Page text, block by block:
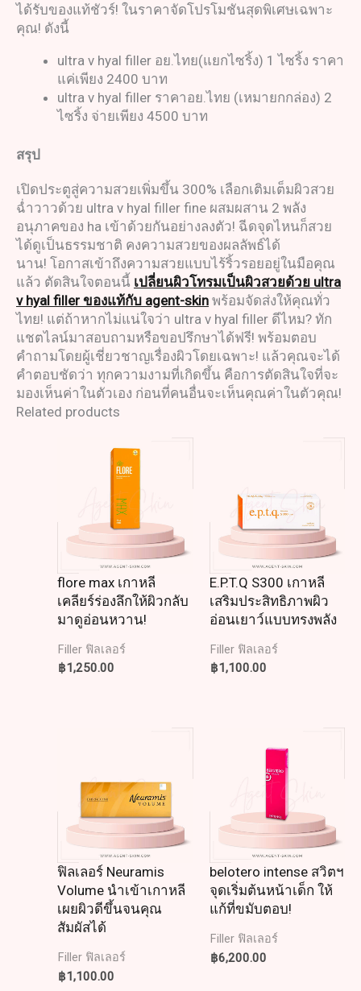
ได้รับของแท้ชัวร์! ในราคาจัดโปรโมชันสุดพิเศษเฉพาะ
คุณ! ดังนี้
ultra v hyal filler อย.ไทย(แยกไซริ้ง) 1 ไซริ้ง ราคา
แค่เพียง 2400 บาท
ultra v hyal filler ราคาอย.ไทย (เหมายกกล่อง) 2
ไซริ้ง จ่ายเพียง 4500 บาท
สรุป
เปิดประตูสู่ความสวยเพิ่มขึ้น 300% เลือกเติมเต็มผิวสวย
ฉ่ำวาวด้วย ultra v hyal filler fine ผสมผสาน 2 พลัง
อนุภาคของ ha เข้าด้วยกันอย่างลงตัว! ฉีดจุดไหนก็สวย
ได้ดูเป็นธรรมชาติ คงความสวยของผลลัพธ์ได้
นาน! โอกาสเข้าถึงความสวยแบบไร้ริ้วรอยอยู่ในมือคุณ
แล้ว ตัดสินใจตอนนี้ เปลี่ยนผิวโทรมเป็นผิวสวยด้วย ultra
v hyal filler ของแท้กับ agent-skin พร้อมจัดส่งให้คุณทั่ว
ไทย! แต่ถ้าหากไม่แน่ใจว่า ultra v hyal filler ดีไหม? ทัก
แชตไลน์มาสอบถามหรือขอปรึกษาได้ฟรี! พร้อมตอบ
คำถามโดยผู้เชี่ยวชาญเรื่องผิวโดยเฉพาะ! แล้วคุณจะได้
คำตอบชัดว่า ทุกความงามที่เกิดขึ้น คือการตัดสินใจที่จะ
มองเห็นค่าในตัวเอง ก่อนที่คนอื่นจะเห็นคุณค่าในตัวคุณ!
Related products
flore max เกาหลี
เคลียร์ร่องลึกให้ผิวกลับ
มาดูอ่อนหวาน!
Filler ฟิลเลอร์
฿1,250.00
E.P.T.Q S300 เกาหลี
เสริมประสิทธิภาพผิว
อ่อนเยาว์แบบทรงพลัง
Filler ฟิลเลอร์
฿1,100.00
ฟิลเลอร์ Neuramis
Volume นำเข้าเกาหลี
เผยผิวดีขึ้นจนคุณ
สัมผัสได้
Filler ฟิลเลอร์
฿1,100.00
belotero intense สวิตฯ
จุดเริ่มต้นหน้าเด็ก ให้
แก้ที่ขมับตอบ!
Filler ฟิลเลอร์
฿6,200.00